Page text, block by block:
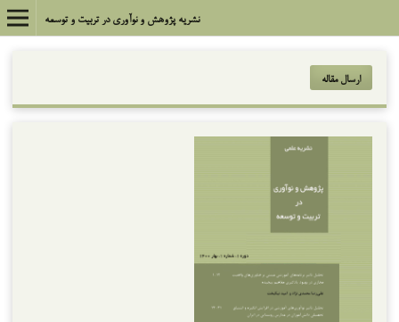
نشریه پژوهش و نوآوری در تربیت و توسعه
ارسال مقاله